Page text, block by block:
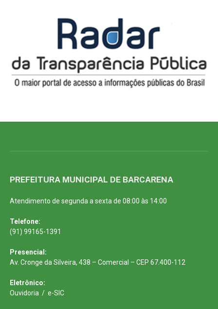
PREFEITURA MUNICIPAL DE BARCARENA
Atendimento de segunda a sexta de 08:00 às 14:00
Telefone:
(91) 99165-1391
Presencial:
Av. Cronge da Silveira, 438 – Comercial – CEP 67.400-112
Eletrônico:
Ouvidoria / e-SIC